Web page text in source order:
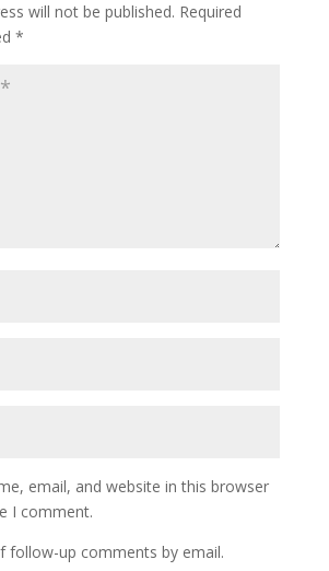
will not be published. Required
*
email, and website in this browser
I comment.
follow-up comments by email.